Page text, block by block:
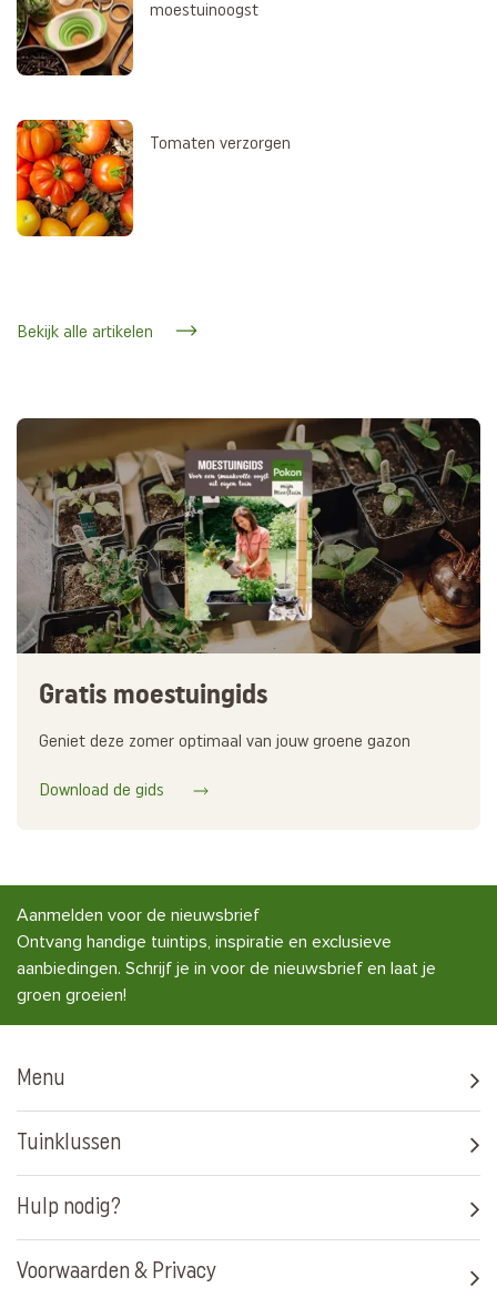
moestuinoogst
Tomaten verzorgen
Bekijk alle artikelen
Gratis moestuingids
Geniet deze zomer optimaal van jouw groene gazon
Download de gids
Aanmelden voor de nieuwsbrief
Ontvang handige tuintips, inspiratie en exclusieve
aanbiedingen. Schrijf je in voor de nieuwsbrief en laat je
groen groeien!
Menu
Tuinklussen
Hulp nodig?
Voorwaarden & Privacy